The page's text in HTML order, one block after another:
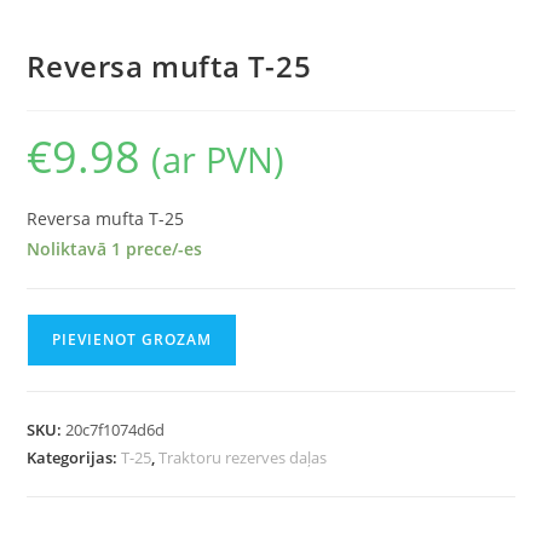
Reversa mufta T-25
€9.98 (ar PVN)
Reversa mufta T-25
Noliktavā 1 prece/-es
PIEVIENOT GROZAM
SKU:20c7f1074d6d
Kategorijas:T-25,Traktoru rezerves daļas